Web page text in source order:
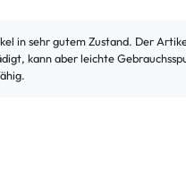
in sehr gutem Zustand. Der
kann aber leichte